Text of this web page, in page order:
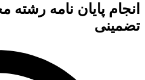
انجام پایان نامه
تضمینی